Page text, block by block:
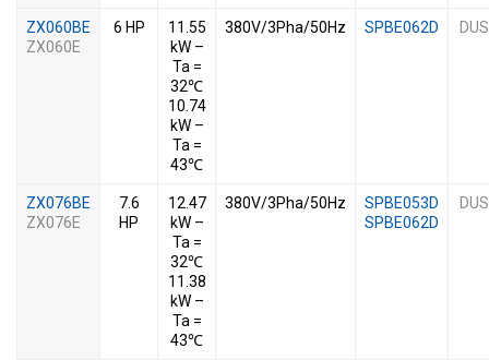
ZX060BE
ZX060E
6 HP
11.55
kW –
Ta =
32℃
10.74
kW –
Ta =
43℃
380V/3Pha/50Hz SPBE062D
ZX076BE
ZX076E
7.6
HP
12.47
kW –
Ta =
32℃
11.38
kW –
Ta =
43℃
380V/3Pha/50Hz
SPBE053D
SPBE062D